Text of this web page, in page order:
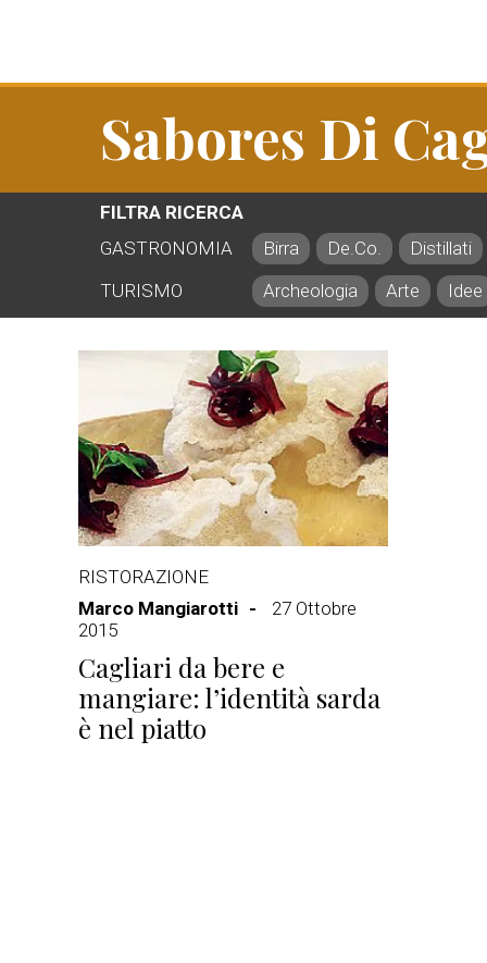
Sabores Di
FILTRA RICERCA
GASTRONOMIA
Birra De.Co.
Distillati
TURISMO
Archeologia Arte Idee
RISTORAZIONE
Marco Mangiarotti
27 Ottobre
2015
Cagliari da bere e
mangiare: l’identità sarda
è nel piatto